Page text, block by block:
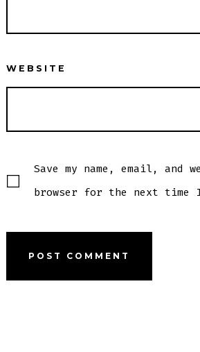
WEBSITE
Save my name, email, and
browser for the next time I